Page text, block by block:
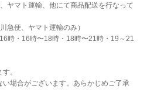
ヤマト運輸、他にて商品配送を行なって
急便、ヤマト運輸のみ）
時・16時〜18時・18時〜21時・19～21
。
場合がございます。あらかじめご了承